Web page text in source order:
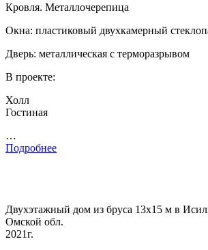
Кровля. Металлочерепица
Окна: пластиковый двухкамерный
Дверь: металлическая с терморазрывом
В проекте:
Холл
Гостиная
…
Подробнее
Двухэтажный дом из бруса 13х15 м в
Омской обл.
2021г.